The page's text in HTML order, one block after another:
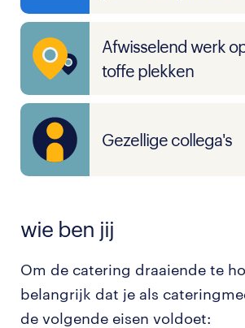
Afwisselend werk
toffe plekken
Gezellige collega's
wie ben jij
Om de catering draaiende te
belangrijk dat je als
de volgende eisen voldoet: